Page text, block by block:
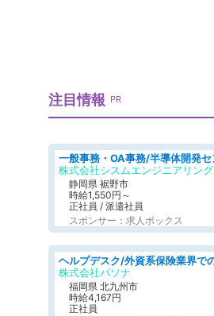
注目情報 PR
株式会社シスムエンジニアリング
静岡県 裾野市
時給1,550円～
正社員 / 派遣社員
スポンサー：求人ボックス
株式会社パソナ
福岡県 北九州市
時給4,167円
正社員